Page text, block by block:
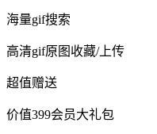
海量gif搜索
高清gif原图收藏/上传
超值赠送
价值399会员大礼包